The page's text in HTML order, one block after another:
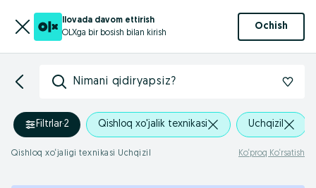
Ilovada davom ettirish
OLXga bir bosish bilan kirish
Ochish
Nimani qidiryapsiz?
Filtrlar·2 Qishloq xo'jalik texnikasi Uchqizil
Qishloq xo‘jaligi texnikasi Uchqizil Ko‘proq Ko‘rsatish